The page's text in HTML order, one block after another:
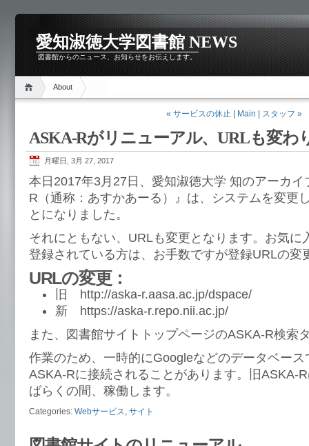
愛知淑徳大学図書館 NEWS
図書館からのニュース、お知らせをお伝えします。
About
« サービスの休止 Main スタッフ »
ASKA-Rがリニューアル、URLも変わ
月曜日, 3月 27, 2017
本日2017年3月27日、愛知淑徳大学 知のアーカ
R（通称：あすかあーる）』は、システムを変更
とになりました。
それにともない、URLも変更となります。お気に
登録されている方は、お手数ですが登録URLの変
URLの変更：
旧 http://aska-r.aasa.ac.jp/dspace/
新 https://aska-r.repo.nii.ac.jp/
また、図書館サイトトップページのASKA-R検索
作業のため、一時的にGoogleなどのデータベー
ASKA-Rに接続されることがあります。旧ASKA-
ばらくの間、稼働します。
Categories: Webサービス, サイト